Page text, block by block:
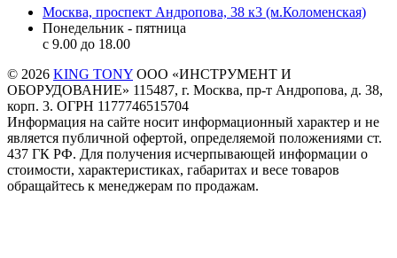
Москва, проспект Андропова, 38 к3 (м.Коломенская)
Понедельник - пятница
c 9.00 до 18.00
© 2026 KING TONY ООО «ИНСТРУМЕНТ И
ОБОРУДОВАНИЕ» 115487, г. Москва, пр-т Андропова, д. 38,
корп. 3. ОГРН 1177746515704
Информация на сайте носит информационный характер и не
является публичной офертой, определяемой положениями ст.
437 ГК РФ. Для получения исчерпывающей информации о
стоимости, характеристиках, габаритах и весе товаров
обращайтесь к менеджерам по продажам.